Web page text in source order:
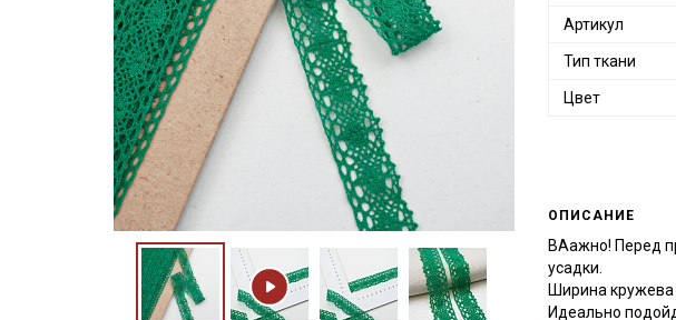
Артикул
Тип ткани
Цвет
ОПИСАНИЕ
ВАажно! Перед
усадки.
Ширина кружева
Идеально